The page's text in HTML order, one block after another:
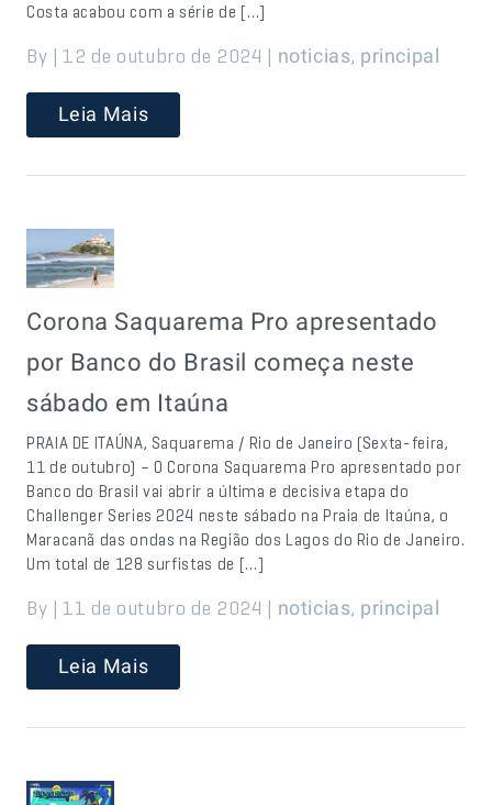
Costa acabou com a série de […]
By | 12 de outubro de 2024 | noticias, principal
Leia Mais
Corona Saquarema Pro apresentado
por Banco do Brasil começa neste
sábado em Itaúna
PRAIA DE ITAÚNA, Saquarema / Rio de Janeiro (Sexta-feira,
11 de outubro) – O Corona Saquarema Pro apresentado por
Banco do Brasil vai abrir a última e decisiva etapa do
Challenger Series 2024 neste sábado na Praia de Itaúna, o
Maracanã das ondas na Região dos Lagos do Rio de Janeiro.
Um total de 128 surfistas de […]
By | 11 de outubro de 2024 | noticias, principal
Leia Mais